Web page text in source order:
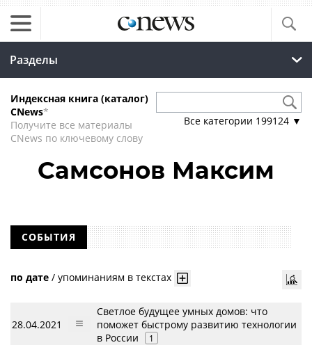
Разделы
Индексная книга (каталог)
CNews*
Получите все материалы
CNews по ключевому слову
Все категории 199124 ▼
Самсонов Максим
СОБЫТИЯ
по дате / упоминаниям в текстах
28.04.2021
Светлое будущее умных домов: что
поможет быстрому развитию технологии
в России
1